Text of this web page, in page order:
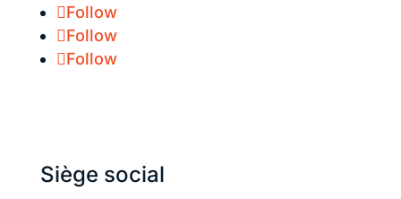
Follow
Follow
Follow
Siège social